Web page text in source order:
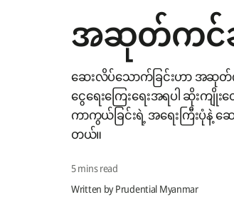
အဆုတ်ကင်ဆ
ဆေးလိပ်သောက်ခြင်းဟာ အဆုတ်က
ငွေရေးကြေးရေးအရပါ ဆိုးကျို
ကာကွယ်ခြင်းရဲ့ အရေးကြီးပုံနဲ့
တယ်။
5 mins read
Written by Prudential Myanmar